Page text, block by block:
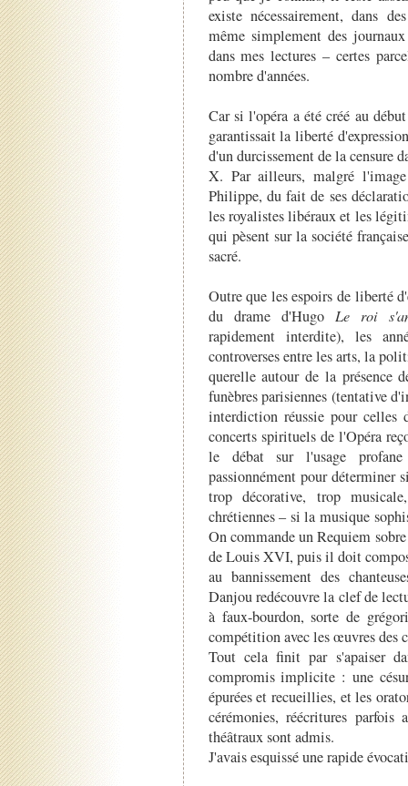
existe nécessairement, dans
même simplement des
dans mes lectures – certes
nombre d'années.
Car si l'opéra a été créé au
garantissait la liberté
d'un durcissement de la censure
X. Par ailleurs, malgré
Philippe, du fait de ses
les royalistes libéraux et les
qui pèsent sur la société
sacré.
Outre que les espoirs de liberté
du drame d'Hugo Le roi
rapidement interdite), les
controverses entre les arts, la
querelle autour de la présence
funèbres parisiennes (tentative
interdiction réussie pour
concerts spirituels de l'Opéra
le débat sur l'usage
passionnément pour déterminer
trop décorative, trop
chrétiennes – si la musique
On commande un Requiem
de Louis XVI, puis il doit
au bannissement des
Danjou redécouvre la clef de
à faux-bourdon, sorte de
compétition avec les œuvres des
Tout cela finit par s'apaiser
compromis implicite : une
épurées et recueillies, et les
cérémonies, réécritures
théâtraux sont admis.
J'avais esquissé une rapide